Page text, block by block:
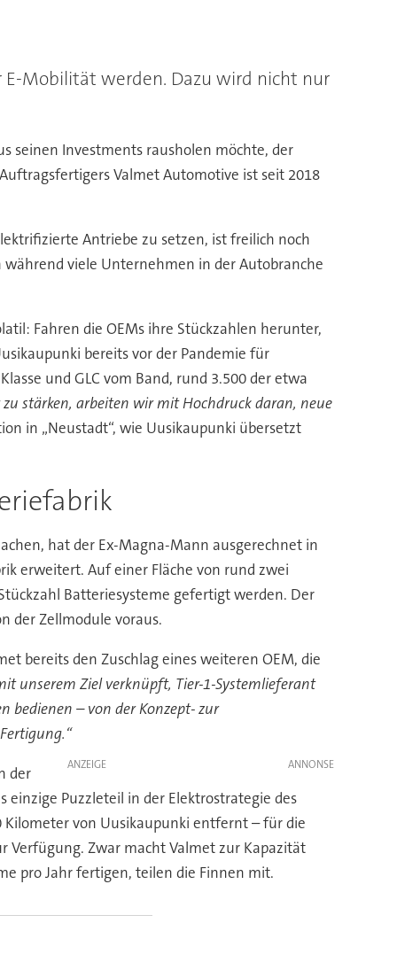
Mobilität werden. Dazu wird nicht nur
seinen Investments rausholen möchte, der
Valmet Automotive ist seit 2018
Antriebe zu setzen, ist freilich noch
während viele Unternehmen in der Autobranche
Fahren die OEMs ihre Stückzahlen herunter,
bereits vor der Pandemie für
und GLC vom Band, rund 3.500 der etwa
stärken, arbeiten wir mit Hochdruck daran, neue
in „Neustadt“, wie Uusikaupunki übersetzt
hat der Ex-Magna-Mann ausgerechnet in
erweitert. Auf einer Fläche von rund zwei
Batteriesysteme gefertigt werden. Der
der Zellmodule voraus.
bereits den Zuschlag eines weiteren OEM, die
unserem Ziel verknüpft, Tier-1-Systemlieferant
bedienen – von der Konzept- zur
ANZEIGE
der
einzige Puzzleteil in der Elektrostrategie des
von Uusikaupunki entfernt – für die
Verfügung. Zwar macht Valmet zur Kapazität
pro Jahr fertigen, teilen die Finnen mit.